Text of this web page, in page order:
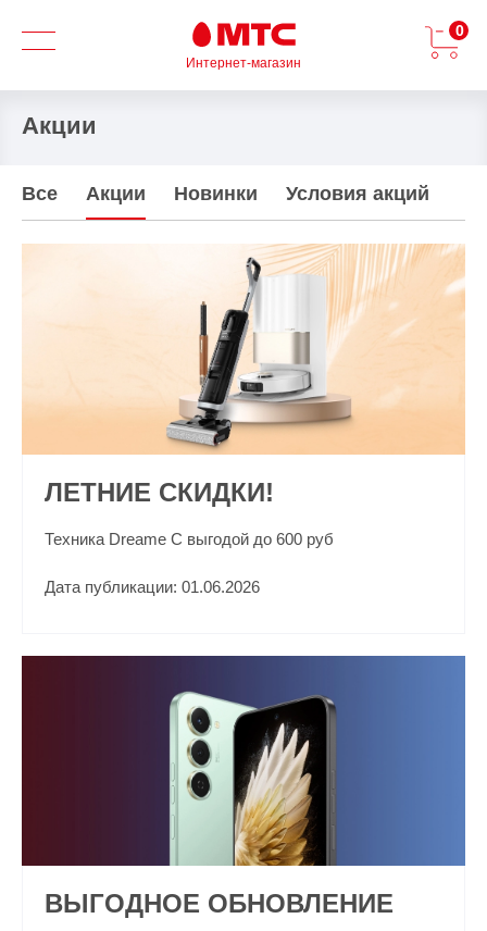
Интернет-магазин
0
Акции
Все Акции Новинки Условия акций
ЛЕТНИЕ СКИДКИ!
Техника Dreame С выгодой до 600 руб
Дата публикации: 01.06.2026
ВЫГОДНОЕ ОБНОВЛЕНИЕ